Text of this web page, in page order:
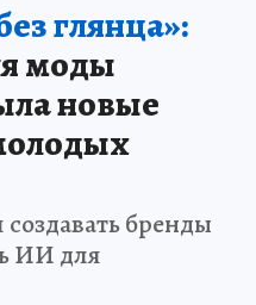
глянца»:
моды
новые
бренды
ИИ для